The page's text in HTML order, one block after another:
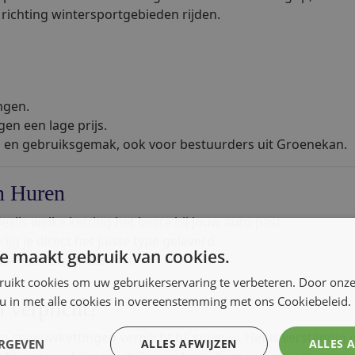
wintersportgebieden rijden.
een lage prijs.
gebruiksgemak, ook voor bestuurders uit Groenekan.
Huren
welke ketting het beste bij jouw auto past.
een zorgeloze reis.
verplicht?
sneeuwkettingen verplicht bij sneeuw. Het is
maakt gebruik van cookies.
cookies om uw gebruikerservaring te verbeteren. Door
in met alle cookies in overeenstemming met ons Cookiebeleid.
ALLES
ALLES AFWIJZEN